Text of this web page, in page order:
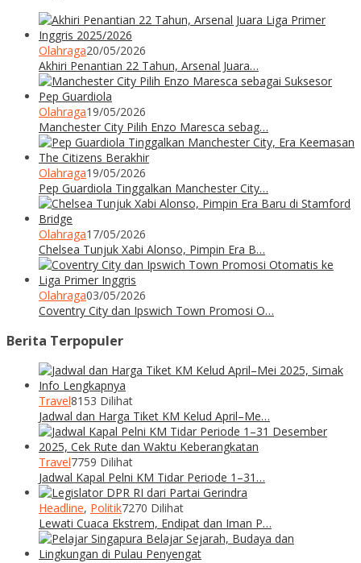
Olahraga20/05/2026
Akhiri Penantian 22 Tahun, Arsenal Juara…
Olahraga19/05/2026
Manchester City Pilih Enzo Maresca sebag…
Olahraga19/05/2026
Pep Guardiola Tinggalkan Manchester City…
Olahraga17/05/2026
Chelsea Tunjuk Xabi Alonso, Pimpin Era B…
Olahraga03/05/2026
Coventry City dan Ipswich Town Promosi O…
Berita Terpopuler
Travel8153 Dilihat
Jadwal dan Harga Tiket KM Kelud April–Me…
Travel7759 Dilihat
Jadwal Kapal Pelni KM Tidar Periode 1–31…
Headline, Politik7270 Dilihat
Lewati Cuaca Ekstrem, Endipat dan Iman P…